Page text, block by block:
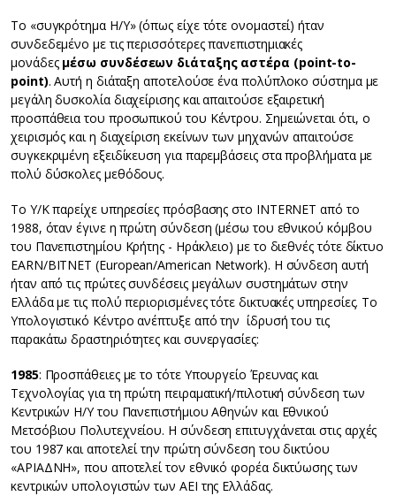
Το «συγκρότημα Η/Υ» (όπως είχε τότε ονομαστεί) ήταν
συνδεδεμένο με τις περισσότερες πανεπιστημιακές
μονάδες μέσω συνδέσεων διάταξης αστέρα (point-to-
point). Αυτή η διάταξη αποτελούσε ένα πολύπλοκο σύστημα με
μεγάλη δυσκολία διαχείρισης και απαιτούσε εξαιρετική
προσπάθεια του προσωπικού του Κέντρου. Σημειώνεται ότι, ο
χειρισμός και η διαχείριση εκείνων των μηχανών απαιτούσε
συγκεκριμένη εξειδίκευση για παρεμβάσεις στα προβλήματα με
πολύ δύσκολες μεθόδους.
Το Υ/Κ παρείχε υπηρεσίες πρόσβασης στο INTERNET από το
1988, όταν έγινε η πρώτη σύνδεση (μέσω του εθνικού κόμβου
του Πανεπιστημίου Κρήτης - Ηράκλειο) με το διεθνές τότε δίκτυο
EARN/BITNET (European/American Network). Η σύνδεση αυτή
ήταν από τις πρώτες συνδέσεις μεγάλων συστημάτων στην
Ελλάδα με τις πολύ περιορισμένες τότε δικτυακές υπηρεσίες. Το
Υπολογιστικό Κέντρο ανέπτυξε από την ίδρυσή του τις
παρακάτω δραστηριότητες και συνεργασίες:
1985: Προσπάθειες με το τότε Υπουργείο Έρευνας και
Τεχνολογίας για τη πρώτη πειραματική/πιλοτική σύνδεση των
Κεντρικών Η/Υ του Πανεπιστήμιου Αθηνών και Εθνικού
Μετσόβιου Πολυτεχνείου. Η σύνδεση επιτυγχάνεται στις αρχές
του 1987 και αποτελεί την πρώτη σύνδεση του δικτύου
«ΑΡΙΑΔΝΗ», που αποτελεί τον εθνικό φορέα δικτύωσης των
κεντρικών υπολογιστών των ΑΕΙ της Ελλάδας.